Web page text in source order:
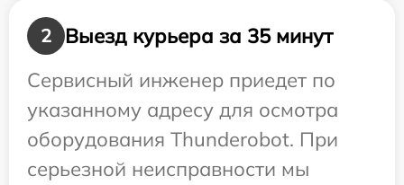
2
Выезд курьера за 35 минут
Сервисный инженер приедет по
указанному адресу для осмотра
оборудования Thunderobot. При
серьезной неисправности мы